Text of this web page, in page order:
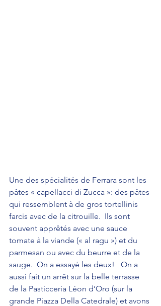
Une des spécialités de Ferrara sont les
pâtes « capellacci di Zucca »: des pâtes
qui ressemblent à de gros tortellinis
farcis avec de la citrouille.  Ils sont
souvent apprêtés avec une sauce
tomate à la viande (« al ragu ») et du
parmesan ou avec du beurre et de la
sauge.  On a essayé les deux!   On a
aussi fait un arrêt sur la belle terrasse
de la Pasticceria Léon d’Oro (sur la
grande Piazza Della Catedrale) et avons